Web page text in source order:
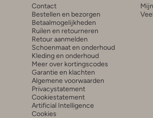
Contact
Bestellen en bezorgen
Betaalmogelijkheden
Ruilen en retourneren
Retour aanmelden
Schoenmaat en onderhoud
Kleding en onderhoud
Meer over kortingscodes
Garantie en klachten
Algemene voorwaarden
Privacystatement
Cookiestatement
Artificial Intelligence
Cookies